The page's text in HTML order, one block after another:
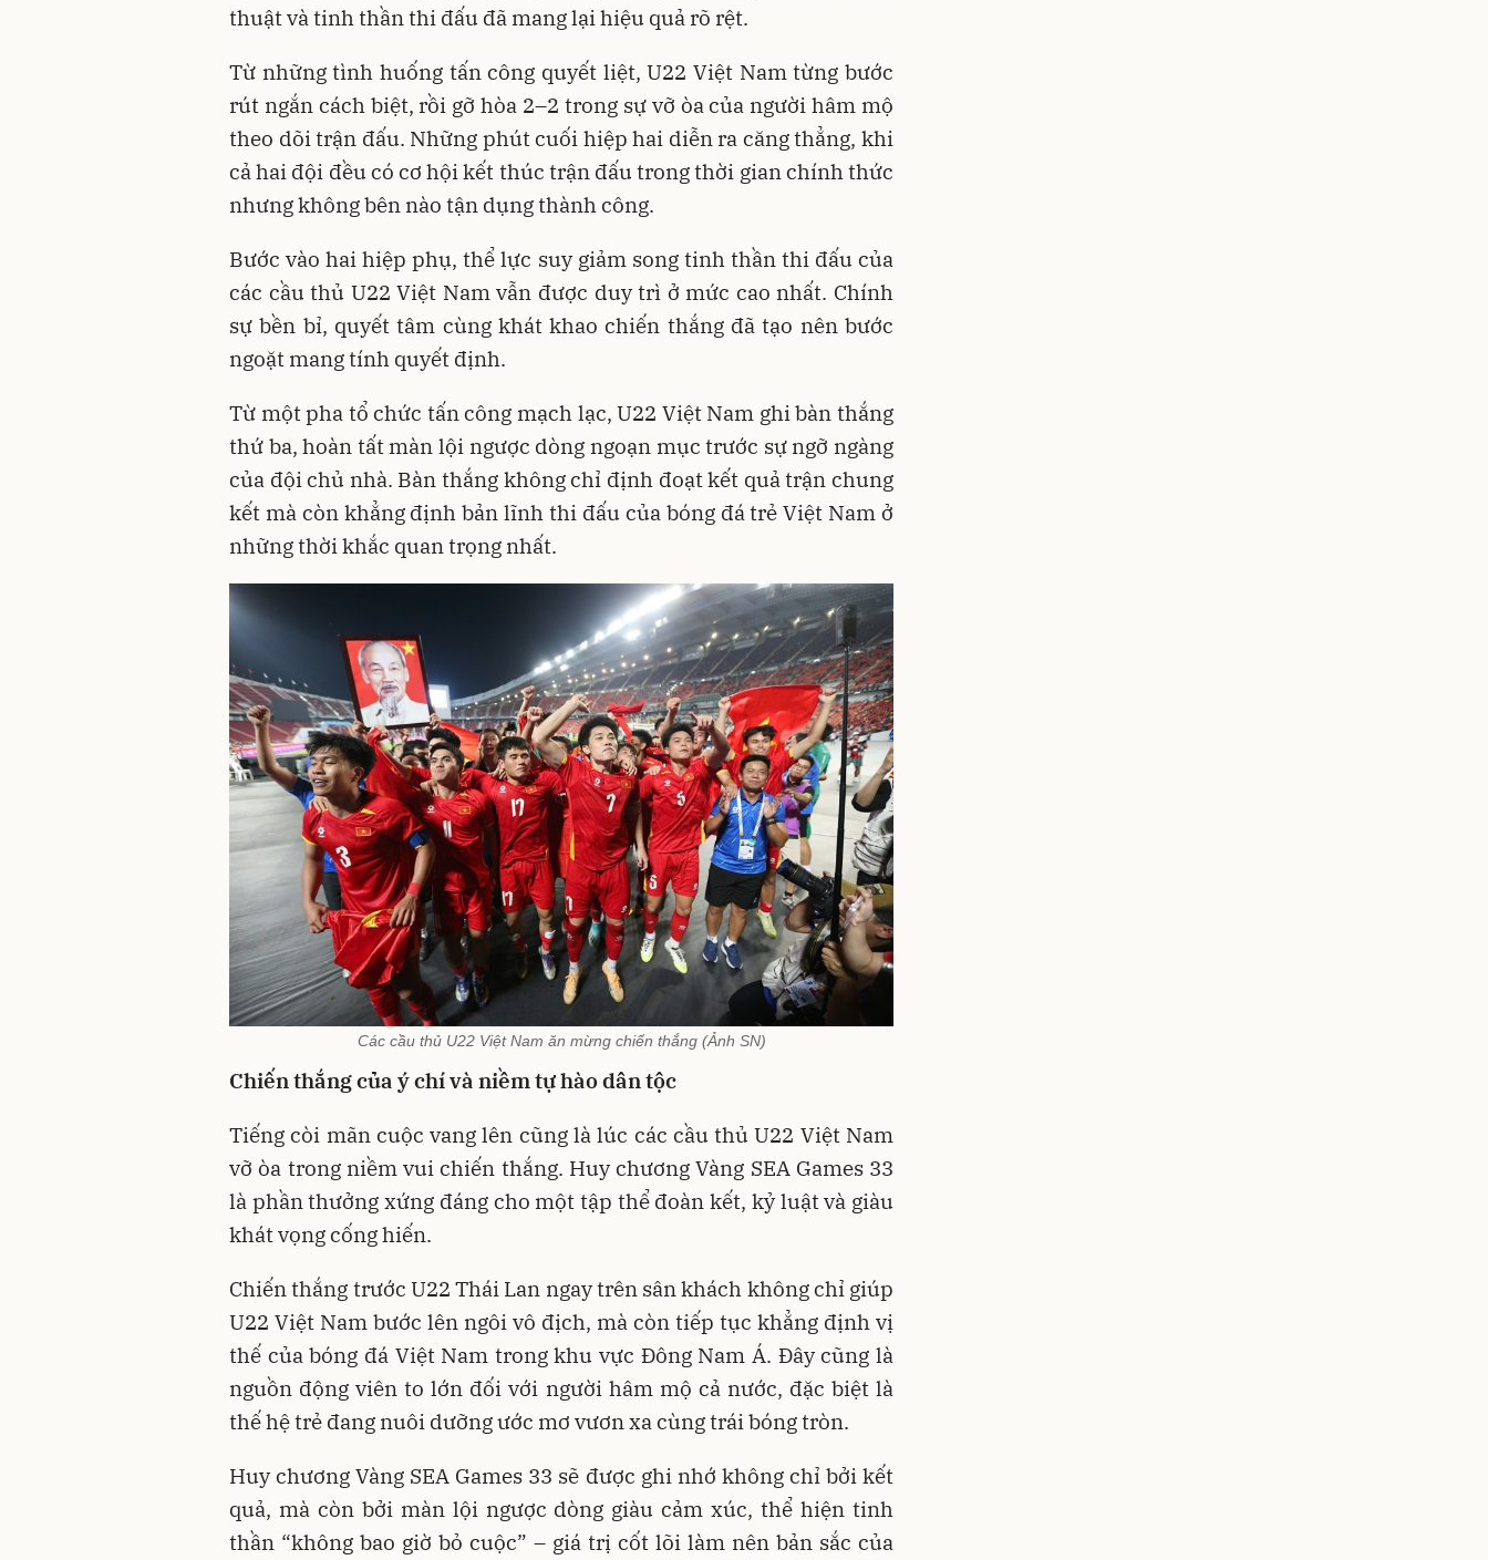
thuật và tinh thần thi đấu đã mang lại hiệu quả rõ rệt.
Từ những tình huống tấn công quyết liệt, U22 Việt Nam từng bước
rút ngắn cách biệt, rồi gỡ hòa 2–2 trong sự vỡ òa của người hâm mộ
theo dõi trận đấu. Những phút cuối hiệp hai diễn ra căng thẳng, khi
cả hai đội đều có cơ hội kết thúc trận đấu trong thời gian chính thức
nhưng không bên nào tận dụng thành công.
Bước vào hai hiệp phụ, thể lực suy giảm song tinh thần thi đấu của
các cầu thủ U22 Việt Nam vẫn được duy trì ở mức cao nhất. Chính
sự bền bỉ, quyết tâm cùng khát khao chiến thắng đã tạo nên bước
ngoặt mang tính quyết định.
Từ một pha tổ chức tấn công mạch lạc, U22 Việt Nam ghi bàn thắng
thứ ba, hoàn tất màn lội ngược dòng ngoạn mục trước sự ngỡ ngàng
của đội chủ nhà. Bàn thắng không chỉ định đoạt kết quả trận chung
kết mà còn khẳng định bản lĩnh thi đấu của bóng đá trẻ Việt Nam ở
những thời khắc quan trọng nhất.
Các cầu thủ U22 Việt Nam ăn mừng chiến thắng (Ảnh SN)
Chiến thắng của ý chí và niềm tự hào dân tộc
Tiếng còi mãn cuộc vang lên cũng là lúc các cầu thủ U22 Việt Nam
vỡ òa trong niềm vui chiến thắng. Huy chương Vàng SEA Games 33
là phần thưởng xứng đáng cho một tập thể đoàn kết, kỷ luật và giàu
khát vọng cống hiến.
Chiến thắng trước U22 Thái Lan ngay trên sân khách không chỉ giúp
U22 Việt Nam bước lên ngôi vô địch, mà còn tiếp tục khẳng định vị
thế của bóng đá Việt Nam trong khu vực Đông Nam Á. Đây cũng là
nguồn động viên to lớn đối với người hâm mộ cả nước, đặc biệt là
thế hệ trẻ đang nuôi dưỡng ước mơ vươn xa cùng trái bóng tròn.
Huy chương Vàng SEA Games 33 sẽ được ghi nhớ không chỉ bởi kết
quả, mà còn bởi màn lội ngược dòng giàu cảm xúc, thể hiện tinh
thần “không bao giờ bỏ cuộc” – giá trị cốt lõi làm nên bản sắc của